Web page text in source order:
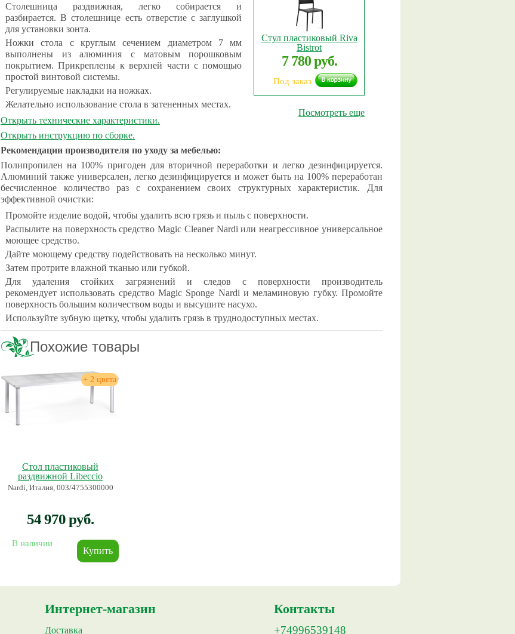
Стул пластиковый Riva
Bistrot
7 780 руб.
Под заказ
Посмотреть еще
Столешница раздвижная, легко собирается и
разбирается. В столешнице есть отверстие с заглушкой
для установки зонта.
Ножки стола с круглым сечением диаметром 7 мм
выполнены из алюминия с матовым порошковым
покрытием. Прикреплены к верхней части с помощью
простой винтовой системы.
Регулируемые накладки на ножках.
Желательно использование стола в затененных местах.
Открыть технические характеристики.
Открыть инструкцию по сборке.
Рекомендации производителя по уходу за мебелью:
Полипропилен на 100% пригоден для вторичной переработки и легко дезинфицируется.
Алюминий также универсален, легко дезинфицируется и может быть на 100% переработан
бесчисленное количество раз с сохранением своих структурных характеристик. Для
эффективной очистки:
Промойте изделие водой, чтобы удалить всю грязь и пыль с поверхности.
Распылите на поверхность средство Magic Cleaner Nardi или неагрессивное универсальное
моющее средство.
Дайте моющему средству подействовать на несколько минут.
Затем протрите влажной тканью или губкой.
Для удаления стойких загрязнений и следов с поверхности производитель
рекомендует использовать средство Magic Sponge Nardi и меламиновую губку. Промойте
поверхность большим количеством воды и высушите насухо.
Используйте зубную щетку, чтобы удалить грязь в труднодоступных местах.
Похожие товары
+ 2 цвета
Стол пластиковый
раздвижной Libeccio
Nardi, Италия, 003/4755300000
54 970 руб.
В наличии
Контакты
+74996539148
Интернет-магазин
Доставка